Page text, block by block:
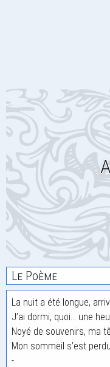
Le Poème
La nuit a été longue,
J’ai dormi, quoi… une
Noyé de souvenirs, ma
Mon sommeil s’est
-